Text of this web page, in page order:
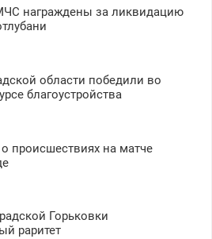
награждены за ликвидацию
области победили во
благоустройства
происшествиях на матче
Горьковки
раритет